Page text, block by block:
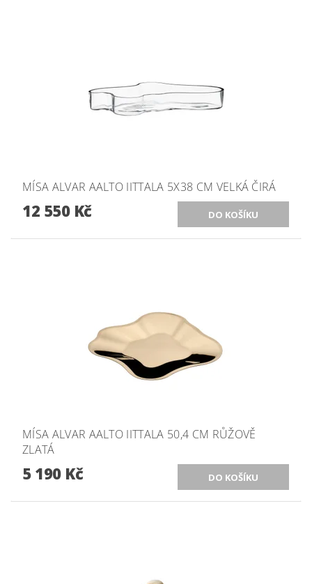
MÍSA ALVAR AALTO IITTALA 5X38 CM VELKÁ ČIRÁ
12 550 Kč
MÍSA ALVAR AALTO IITTALA 50,4 CM RŮŽOVĚ
ZLATÁ
5 190 Kč